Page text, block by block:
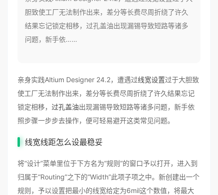
胆致使工厂无法制作出来，差分等长费尽周折绕了许久
结果忘记锁定相移，过孔盖油出现漏锡导致短路等诸多
问题，新手依……
亲身实践Altium Designer 24.2，遭遇过线宽设置过于大胆致
使工厂无法制作出来，差分等长费尽周折绕了许久结果忘记
锁定相移， 过孔盖油出现漏锡导致短路等诸多问题，新手依
照步骤一步步去操作，便可轻易避开这类常见问题。
线宽线距怎么设最稳妥
将“设计”菜单里位于下方名为“规则”的窗口予以打开，进入到
归属于“Routing”之下的“Width”此项子项之中。新创建出一个
规则，予以设置把最小的线宽给定为6mil这个数值，将最大